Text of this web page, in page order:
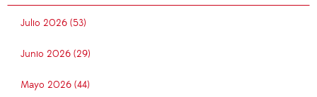
Julio 2026 (53)
Junio 2026 (29)
Mayo 2026 (44)